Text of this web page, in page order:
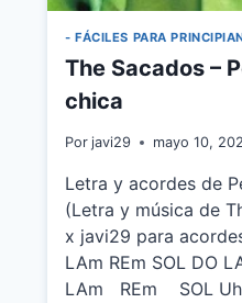
- FÁCILES PARA
The Sacados –
chica
Por javi29 mayo 10,
Letra y acordes de
(Letra y música de
x javi29 para
LAm REm SOL DO
LAm REm SOL